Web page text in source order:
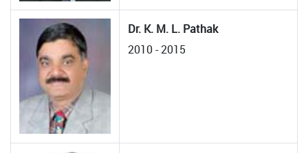
Dr. K. M. L. Pathak
2010 - 2015